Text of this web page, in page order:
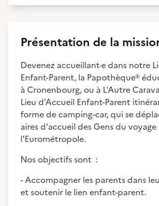
Présentation de la
Devenez accueillant·e dans notre
Enfant-Parent, la Papothèque®
à Cronenbourg, ou à L'Autre
Lieu d'Accueil Enfant-Parent
forme de camping-car, qui se
aires d'accueil des Gens du voyage
l'Eurométropole.
Nos objectifs sont :
- Accompagner les parents dans
et soutenir le lien enfant-parent.